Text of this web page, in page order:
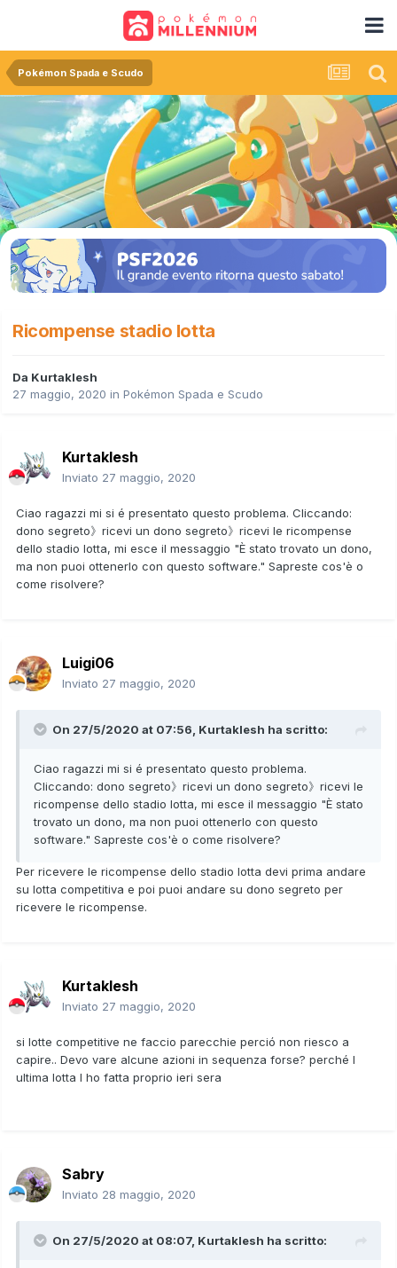
Pokémon Spada e Scudo
Ricompense stadio lotta
Da Kurtaklesh
27 maggio, 2020 in Pokémon Spada e Scudo
Kurtaklesh
Inviato 27 maggio, 2020
Ciao ragazzi mi si é presentato questo problema. Cliccando:
dono segreto》ricevi un dono segreto》ricevi le ricompense
dello stadio lotta, mi esce il messaggio "È stato trovato un dono,
ma non puoi ottenerlo con questo software." Sapreste cos'è o
come risolvere?
Luigi06
Inviato 27 maggio, 2020
On 27/5/2020 at 07:56, Kurtaklesh ha scritto:
Ciao ragazzi mi si é presentato questo problema.
Cliccando: dono segreto》ricevi un dono segreto》ricevi le
ricompense dello stadio lotta, mi esce il messaggio "È stato
trovato un dono, ma non puoi ottenerlo con questo
software." Sapreste cos'è o come risolvere?
Per ricevere le ricompense dello stadio lotta devi prima andare
su lotta competitiva e poi puoi andare su dono segreto per
ricevere le ricompense.
Kurtaklesh
Inviato 27 maggio, 2020
si lotte competitive ne faccio parecchie perció non riesco a
capire.. Devo vare alcune azioni in sequenza forse? perché l
ultima lotta l ho fatta proprio ieri sera
Sabry
Inviato 28 maggio, 2020
On 27/5/2020 at 08:07, Kurtaklesh ha scritto: